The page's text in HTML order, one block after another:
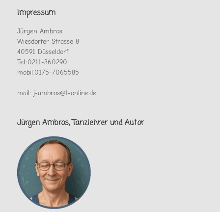
Impressum
Jürgen Ambros
Wiesdorfer Strasse 8
40591 Düsseldorf
Tel.:0211-360290
mobil:0175-7065585
mail: j-ambros@t-online.de
Jürgen Ambros, Tanzlehrer und Autor